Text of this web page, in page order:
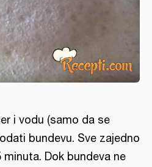
i vodu (samo da se
bundevu. Sve zajedno
Dok bundeva ne